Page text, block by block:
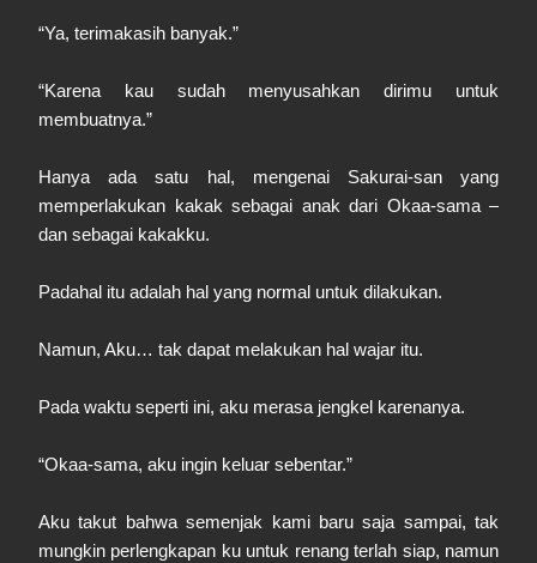
“Ya, terimakasih banyak.”
“Karena kau sudah menyusahkan dirimu untuk
membuatnya.”
Hanya ada satu hal, mengenai Sakurai-san yang
memperlakukan kakak sebagai anak dari Okaa-sama –
dan sebagai kakakku.
Padahal itu adalah hal yang normal untuk dilakukan.
Namun, Aku… tak dapat melakukan hal wajar itu.
Pada waktu seperti ini, aku merasa jengkel karenanya.
“Okaa-sama, aku ingin keluar sebentar.”
Aku takut bahwa semenjak kami baru saja sampai, tak
mungkin perlengkapan ku untuk renang terlah siap, namun